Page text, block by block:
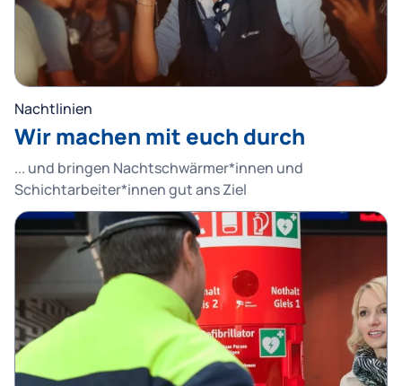
Nachtlinien
Wir machen mit euch durch
... und bringen Nachtschwärmer*innen und
Schichtarbeiter*innen gut ans Ziel